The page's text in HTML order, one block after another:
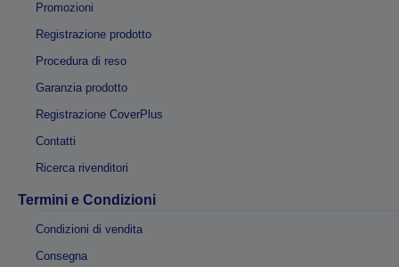
Promozioni
Registrazione prodotto
Procedura di reso
Garanzia prodotto
Registrazione CoverPlus
Contatti
Ricerca rivenditori
Termini e Condizioni
Condizioni di vendita
Consegna